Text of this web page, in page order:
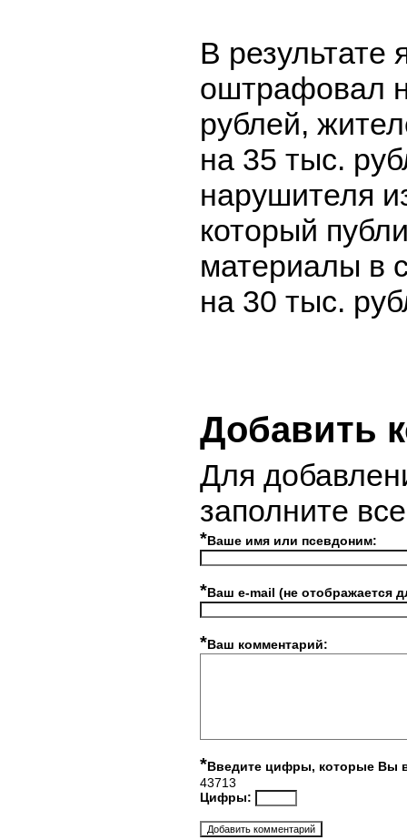
В результате
оштрафовал
рублей,
на 35 тыс.
нарушителя
который
материалы в
на 30 тыс.
Добавить
Для
заполните
*Ваше имя или псевдоним:
*Ваш e-mail (не отображается
*Ваш комментарий:
*Введите цифры, которые Вы
43713
Цифры: